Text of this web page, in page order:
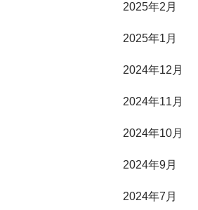
2025年2月
2025年1月
2024年12月
2024年11月
2024年10月
2024年9月
2024年7月